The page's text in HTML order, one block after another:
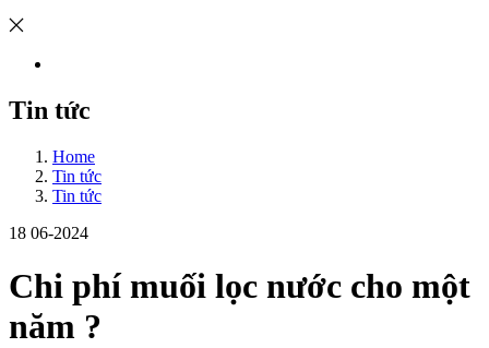
Tin tức
Home
Tin tức
Tin tức
18 06-2024
Chi phí muối lọc nước cho một
năm ?